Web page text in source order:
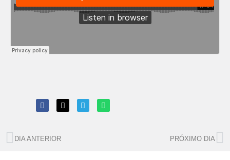
DIA ANTERIOR PRÓXIMO DIA